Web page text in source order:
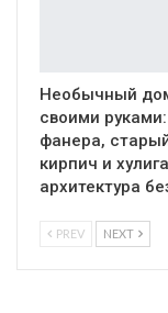
Необычный
своими руками:
фанера,
кирпич и
архитектура
PREV NEXT